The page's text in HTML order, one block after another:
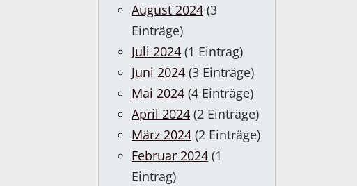
August 2024 (3
Einträge)
Juli 2024 (1 Eintrag)
Juni 2024 (3 Einträge)
Mai 2024 (4 Einträge)
April 2024 (2 Einträge)
März 2024 (2 Einträge)
Februar 2024 (1
Eintrag)